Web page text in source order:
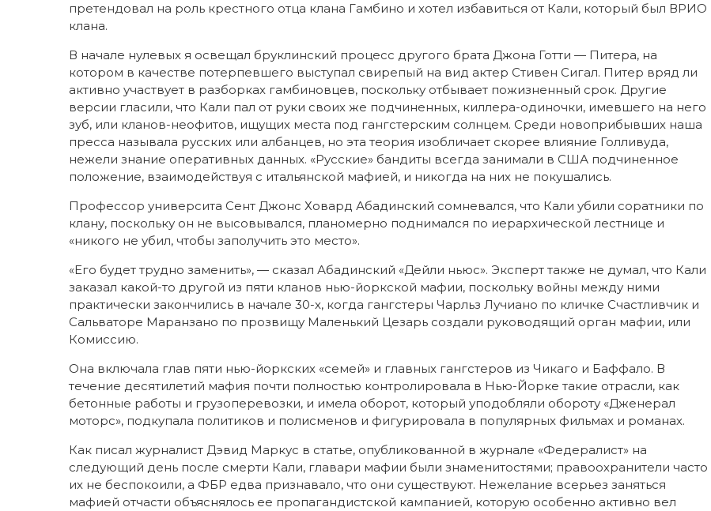
претендовал на роль крестного отца клана Гамбино и хотел избавиться от Кали, который был ВРИО
клана.
В начале нулевых я освещал бруклинский процесс другого брата Джона Готти — Питера, на
котором в качестве потерпевшего выступал свирепый на вид актер Стивен Сигал. Питер вряд ли
активно участвует в разборках гамбиновцев, поскольку отбывает пожизненный срок. Другие
версии гласили, что Кали пал от руки своих же подчиненных, киллера-одиночки, имевшего на него
зуб, или кланов-неофитов, ищущих места под гангстерским солнцем. Среди новоприбывших наша
пресса называла русских или албанцев, но эта теория изобличает скорее влияние Голливуда,
нежели знание оперативных данных. «Русские» бандиты всегда занимали в США подчиненное
положение, взаимодействуя с итальянской мафией, и никогда на них не покушались.
Профессор университа Сент Джонс Ховард Абадинский сомневался, что Кали убили соратники по
клану, поскольку он не высовывался, планомерно поднимался по иерархической лестнице и
«никого не убил, чтобы заполучить это место».
«Его будет трудно заменить», — сказал Абадинский «Дейли ньюс». Эксперт также не думал, что Кали
заказал какой-то другой из пяти кланов нью-йоркской мафии, поскольку войны между ними
практически закончились в начале 30-х, когда гангстеры Чарльз Лучиано по кличке Счастливчик и
Сальваторе Маранзано по прозвищу Маленький Цезарь создали руководящий орган мафии, или
Комиссию.
Она включала глав пяти нью-йоркских «семей» и главных гангстеров из Чикаго и Баффало. В
течение десятилетий мафия почти полностью контролировала в Нью-Йорке такие отрасли, как
бетонные работы и грузоперевозки, и имела оборот, который уподобляли обороту «Дженерал
моторс», подкупала политиков и полисменов и фигурировала в популярных фильмах и романах.
Как писал журналист Дэвид Маркус в статье, опубликованной в журнале «Федералист» на
следующий день после смерти Кали, главари мафии были знаменитостями; правоохранители часто
их не беспокоили, а ФБР едва признавало, что они существуют. Нежелание всерьез заняться
мафией отчасти объяснялось ее пропагандистской кампанией, которую особенно активно вел